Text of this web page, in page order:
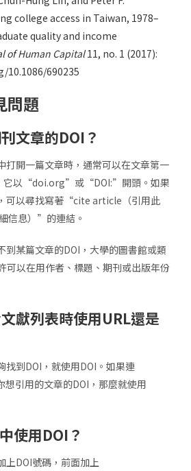
college access in Taiwan, 1978–
quality and income
of Human Capital11, no. 1 (2017):
10.1086/690235
問題
文章的DOI？
打開一篇文章時，通常可以在文章第一
它以“doi.org”或“DOI:”開頭。如果
可以尋找寫著“cite article（引用此
息）”的連結。
到某篇文章的DOI，大學的圖書館或類
可以在用作者、標題、期刊或出版年份
獻列表時使用URL還是
找到DOI，就使用DOI。如果連
引用的文章的DOI，那麼就使用
使用DOI？
上DOI號碼，前面加上